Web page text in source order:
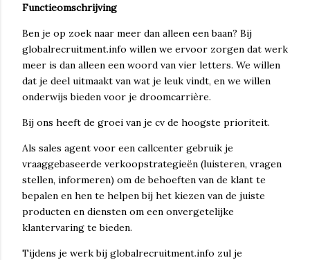
Functieomschrijving
Ben je op zoek naar meer dan alleen een baan? Bij
globalrecruitment.info willen we ervoor zorgen dat werk
meer is dan alleen een woord van vier letters. We willen
dat je deel uitmaakt van wat je leuk vindt, en we willen
onderwijs bieden voor je droomcarrière.
Bij ons heeft de groei van je cv de hoogste prioriteit.
Als sales agent voor een callcenter gebruik je
vraaggebaseerde verkoopstrategieën (luisteren, vragen
stellen, informeren) om de behoeften van de klant te
bepalen en hen te helpen bij het kiezen van de juiste
producten en diensten om een ​​onvergetelijke
klantervaring te bieden.
Tijdens je werk bij globalrecruitment.info zul je